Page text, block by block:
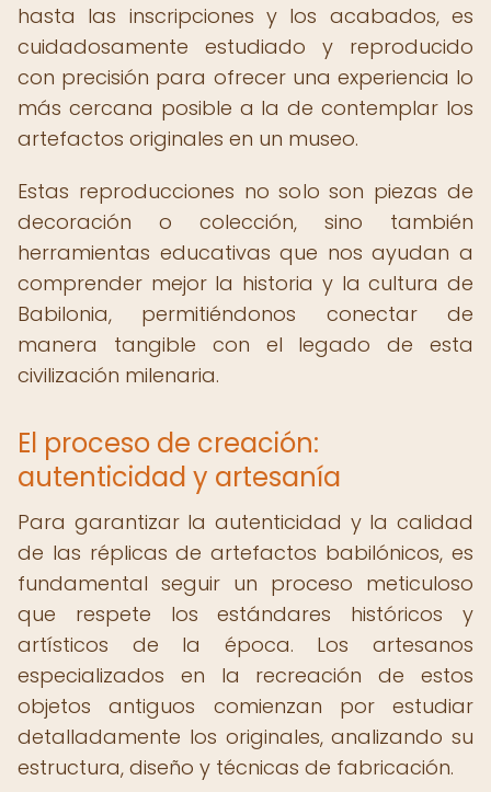
hasta las inscripciones y los acabados, es
cuidadosamente estudiado y reproducido
con precisión para ofrecer una experiencia lo
más cercana posible a la de contemplar los
artefactos originales en un museo.
Estas reproducciones no solo son piezas de
decoración o colección, sino también
herramientas educativas que nos ayudan a
comprender mejor la historia y la cultura de
Babilonia, permitiéndonos conectar de
manera tangible con el legado de esta
civilización milenaria.
El proceso de creación:
autenticidad y artesanía
Para garantizar la autenticidad y la calidad
de las réplicas de artefactos babilónicos, es
fundamental seguir un proceso meticuloso
que respete los estándares históricos y
artísticos de la época. Los artesanos
especializados en la recreación de estos
objetos antiguos comienzan por estudiar
detalladamente los originales, analizando su
estructura, diseño y técnicas de fabricación.